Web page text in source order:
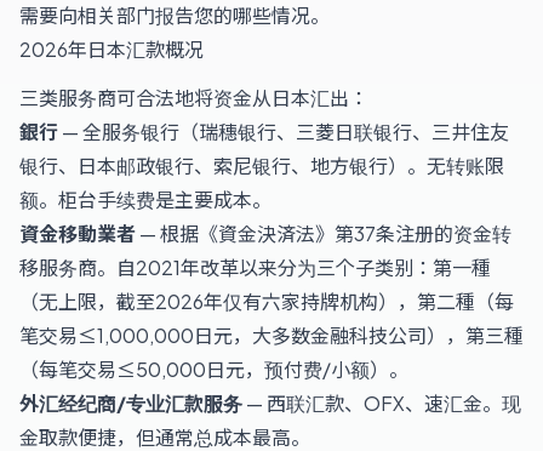
需要向相关部门报告您的哪些情况。
2026年日本汇款概况
三类服务商可合法地将资金从日本汇出：
銀行— 全服务银行（瑞穗银行、三菱日联银行、三井住友
银行、日本邮政银行、索尼银行、地方银行）。无转账限
额。柜台手续费是主要成本。
資金移動業者— 根据《資金決済法》第37条注册的资金转
移服务商。自2021年改革以来分为三个子类别：第一種
（无上限，截至2026年仅有六家持牌机构），第二種（每
笔交易≤1,000,000日元，大多数金融科技公司），第三種
（每笔交易≤50,000日元，预付费/小额）。
外汇经纪商/专业汇款服务— 西联汇款、OFX、速汇金。现
金取款便捷，但通常总成本最高。